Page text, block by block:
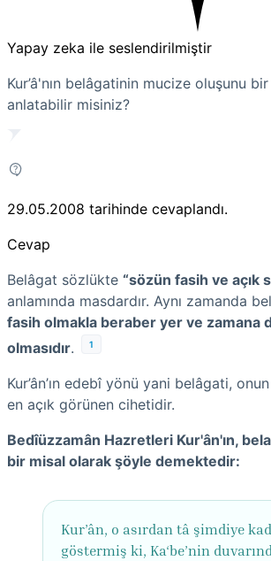
Yapay zeka ile seslendirilmiştir
Kur’â'nın belâgatinin mucize oluşunu
anlatabilir misiniz?
29.05.2008 tarihinde cevaplandı.
Cevap
Belâgat sözlükte “sözün fasih ve açık
anlamında masdardır. Aynı zamanda
fasih olmakla beraber yer ve zamana
olmasıdır. 1
Kur’ân’ın edebî yönü yani belâgati,
en açık görünen cihetidir.
Bedîüzzamân Hazretleri Kur'ân'ın,
bir misal olarak şöyle demektedir:
Kur’ân, o asırdan tâ şimdiye
göstermiş ki, Ka‘be’nin